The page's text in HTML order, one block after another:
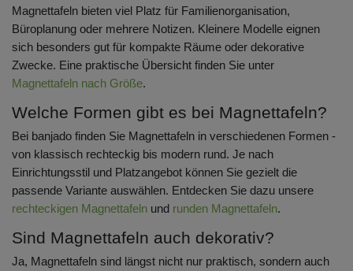
Magnettafeln bieten viel Platz für Familienorganisation,
Büroplanung oder mehrere Notizen. Kleinere Modelle eignen
sich besonders gut für kompakte Räume oder dekorative
Zwecke. Eine praktische Übersicht finden Sie unter
Magnettafeln nach Größe.
Welche Formen gibt es bei Magnettafeln?
Bei banjado finden Sie Magnettafeln in verschiedenen Formen -
von klassisch rechteckig bis modern rund. Je nach
Einrichtungsstil und Platzangebot können Sie gezielt die
passende Variante auswählen. Entdecken Sie dazu unsere
rechteckigen Magnettafeln und runden Magnettafeln.
Sind Magnettafeln auch dekorativ?
Ja, Magnettafeln sind längst nicht nur praktisch, sondern auch